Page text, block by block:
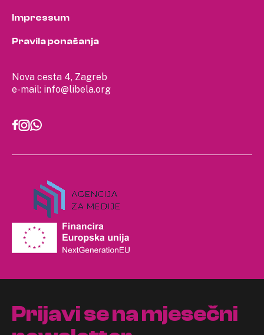
Nova cesta 4, Zagreb
e-mail: info@libela.org
Impressum
Pravila ponašanja
Prijavi se na mjesečni